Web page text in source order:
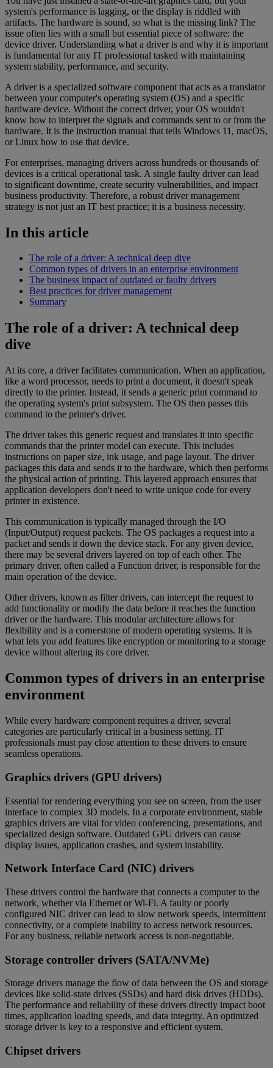
system's performance is lagging, or the display is riddled with
artifacts. The hardware is sound, so what is the missing link? The
issue often lies with a small but essential piece of software: the
device driver. Understanding what a driver is and why it is important
is fundamental for any IT professional tasked with maintaining
system stability, performance, and security.
A driver is a specialized software component that acts as a translator
between your computer's operating system (OS) and a specific
hardware device. Without the correct driver, your OS wouldn't
know how to interpret the signals and commands sent to or from the
hardware. It is the instruction manual that tells Windows 11, macOS,
or Linux how to use that device.
For enterprises, managing drivers across hundreds or thousands of
devices is a critical operational task. A single faulty driver can lead
to significant downtime, create security vulnerabilities, and impact
business productivity. Therefore, a robust driver management
strategy is not just an IT best practice; it is a business necessity.
In this article
The role of a driver: A technical deep dive
Common types of drivers in an enterprise environment
The business impact of outdated or faulty drivers
Best practices for driver management
Summary
The role of a driver: A technical deep
dive
At its core, a driver facilitates communication. When an application,
like a word processor, needs to print a document, it doesn't speak
directly to the printer. Instead, it sends a generic print command to
the operating system's print subsystem. The OS then passes this
command to the printer's driver.
The driver takes this generic request and translates it into specific
commands that the printer model can execute. This includes
instructions on paper size, ink usage, and page layout. The driver
packages this data and sends it to the hardware, which then performs
the physical action of printing. This layered approach ensures that
application developers don't need to write unique code for every
printer in existence.
This communication is typically managed through the I/O
(Input/Output) request packets. The OS packages a request into a
packet and sends it down the device stack. For any given device,
there may be several drivers layered on top of each other. The
primary driver, often called a Function driver, is responsible for the
main operation of the device.
Other drivers, known as filter drivers, can intercept the request to
add functionality or modify the data before it reaches the function
driver or the hardware. This modular architecture allows for
flexibility and is a cornerstone of modern operating systems. It is
what lets you add features like encryption or monitoring to a storage
device without altering its core driver.
Common types of drivers in an enterprise
environment
While every hardware component requires a driver, several
categories are particularly critical in a business setting. IT
professionals must pay close attention to these drivers to ensure
seamless operations.
Graphics drivers (GPU drivers)
Essential for rendering everything you see on screen, from the user
interface to complex 3D models. In a corporate environment, stable
graphics drivers are vital for video conferencing, presentations, and
specialized design software. Outdated GPU drivers can cause
display issues, application crashes, and system instability.
Network Interface Card (NIC) drivers
These drivers control the hardware that connects a computer to the
network, whether via Ethernet or Wi-Fi. A faulty or poorly
configured NIC driver can lead to slow network speeds, intermittent
connectivity, or a complete inability to access network resources.
For any business, reliable network access is non-negotiable.
Storage controller drivers (SATA/NVMe)
Storage drivers manage the flow of data between the OS and storage
devices like solid-state drives (SSDs) and hard disk drives (HDDs).
The performance and reliability of these drivers directly impact boot
times, application loading speeds, and data integrity. An optimized
storage driver is key to a responsive and efficient system.
Chipset drivers